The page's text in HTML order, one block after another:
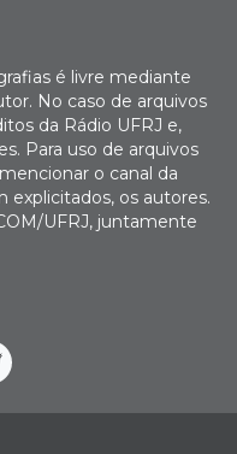
é livre mediante
No caso de arquivos
da Rádio UFRJ e,
Para uso de arquivos
o canal da
explicitados, os autores.
UFRJ, juntamente